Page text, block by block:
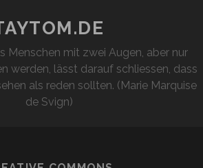
Menschen mit zwei Augen, aber nur
werden, lässt darauf schliessen, dass
als reden sollten. (Marie Marquise
de Svign)